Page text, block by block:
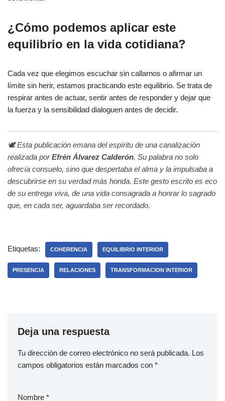
¿Cómo podemos aplicar este
equilibrio en la vida cotidiana?
Cada vez que elegimos escuchar sin callarnos o afirmar un
límite sin herir, estamos practicando este equilibrio. Se trata de
respirar antes de actuar, sentir antes de responder y dejar que
la fuerza y la sensibilidad dialoguen antes de decidir.
🕊️ Esta publicación emana del espíritu de una canalización
realizada porEfrén Álvarez Calderón. Su palabra no solo
ofrecía consuelo, sino que despertaba el alma y la impulsaba a
descubrirse en su verdad más honda. Este gesto escrito es eco
de su entrega viva, de una vida consagrada a honrar lo sagrado
que, en cada ser, aguardaba ser recordado.
Etiquetas: COHERENCIA EQUILIBRIO INTERIOR
PRESENCIA RELACIONES TRANSFORMACION INTERIOR
Deja una respuesta
Tu dirección de correo electrónico no será publicada. Los
campos obligatorios están marcados con *
Nombre *